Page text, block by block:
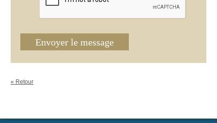
Envoyer le message
« Retour